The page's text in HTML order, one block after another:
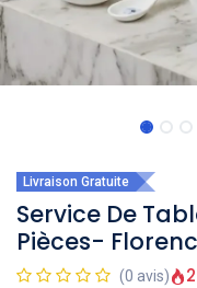
Livraison Gratuite
Service De
Pièces-
(0 avis)